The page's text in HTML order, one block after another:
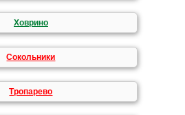
Ховрино
Сокольники
Тропарево